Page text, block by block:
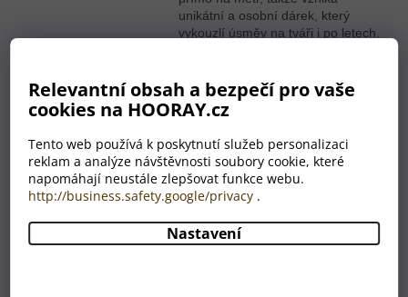
Relevantní obsah a bezpečí pro vaše
cookies na HOORAY.cz
Tento web používá k poskytnutí služeb personalizaci
reklam a analýze návštěvnosti soubory cookie, které
napomáhají neustále zlepšovat funkce webu.
http://business.safety.google/privacy .
Nastavení
unikátní a osobní dárek, který
vykouzlí úsměv na tváři i po letech.
Vlastní kresby, které mají duši
Naše motivy nejsou z žádných
fotobank – všechny ilustrace si
ručně malujeme sami . Díky tomu
mají obrázky jedinečný styl, působí
mile a autenticky.
Ať už si vyberete lišku, medvídka